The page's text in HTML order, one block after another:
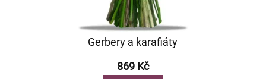
Gerbery a karafiáty
869 Kč